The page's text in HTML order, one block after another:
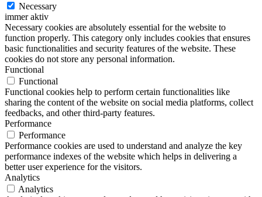
Necessary
immer aktiv
Necessary cookies are absolutely essential for the website to
function properly. This category only includes cookies that ensures
basic functionalities and security features of the website. These
cookies do not store any personal information.
Functional
Functional
Functional cookies help to perform certain functionalities like
sharing the content of the website on social media platforms, collect
feedbacks, and other third-party features.
Performance
Performance
Performance cookies are used to understand and analyze the key
performance indexes of the website which helps in delivering a
better user experience for the visitors.
Analytics
Analytics